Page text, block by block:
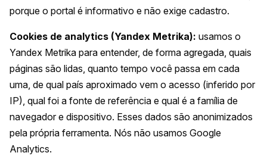
porque o portal é informativo e não exige cadastro.
Cookies de analytics (Yandex Metrika): usamos o
Yandex Metrika para entender, de forma agregada, quais
páginas são lidas, quanto tempo você passa em cada
uma, de qual país aproximado vem o acesso (inferido por
IP), qual foi a fonte de referência e qual é a família de
navegador e dispositivo. Esses dados são anonimizados
pela própria ferramenta. Nós não usamos Google
Analytics.